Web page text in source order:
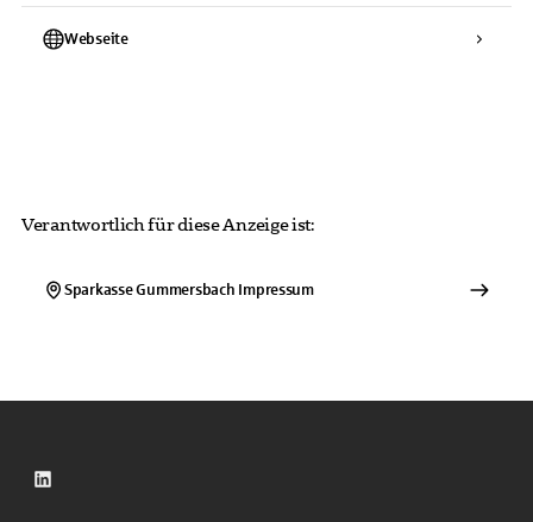
Webseite
Verantwortlich für diese Anzeige ist:
Sparkasse Gummersbach Impressum
LinkedIn